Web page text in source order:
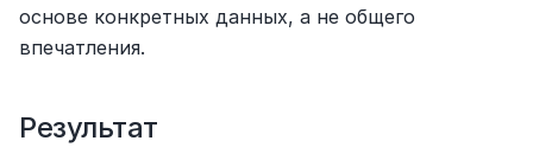
основе конкретных данных, а не общего
впечатления.
Результат